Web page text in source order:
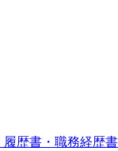
歴書・職務経歴